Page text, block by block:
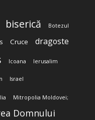
biserică Botezul
Cruce dragoste
Icoana Ierusalim
Israel
Mitropolia Moldovei;
Domnului